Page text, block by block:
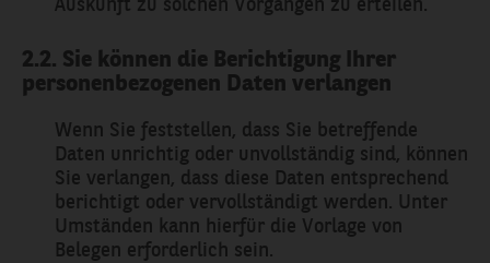
2.2. Sie können die Berichtigung Ihrer
personenbezogenen Daten verlangen
Wenn Sie feststellen, dass Sie betreffende
Daten unrichtig oder unvollständig sind, können
Sie verlangen, dass diese Daten entsprechend
berichtigt oder vervollständigt werden. Unter
Umständen kann hierfür die Vorlage von
Belegen erforderlich sein.